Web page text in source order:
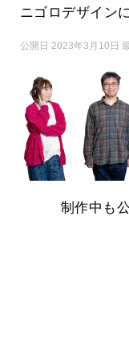
ニゴロデザイン
公開日 2023年3月10日
制作中も